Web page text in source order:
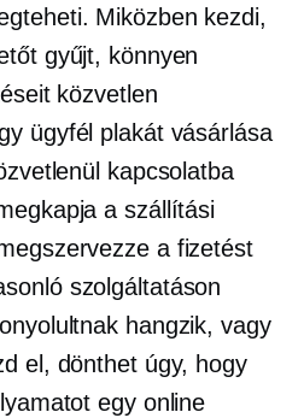
Miközben kezdi,
gyűjt, könnyen
közvetlen
ügyfél plakát vásárlása
kapcsolatba
a szállítási
a fizetést
szolgáltatáson
hangzik, vagy
el, dönthet úgy, hogy
egy online